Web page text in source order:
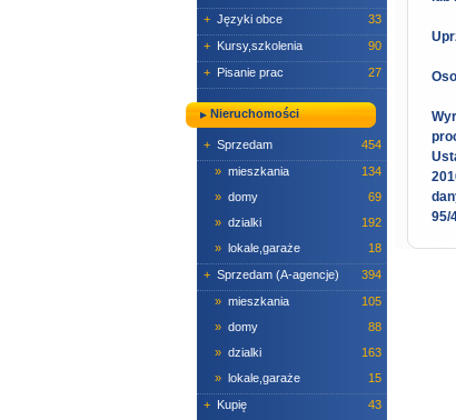
+ Języki obce
33
+ Kursy,szkolenia
90
+ Pisanie prac 27
Nieruchomości
+ Sprzedam
454
» mieszkania
134
» domy
69
» dzialki
192
» lokale,garaże
18
+ Sprzedam (A-agencje)
394
» mieszkania
105
» domy
88
» dzialki
163
» lokale,garaże
15
+ Kupię
43
95/